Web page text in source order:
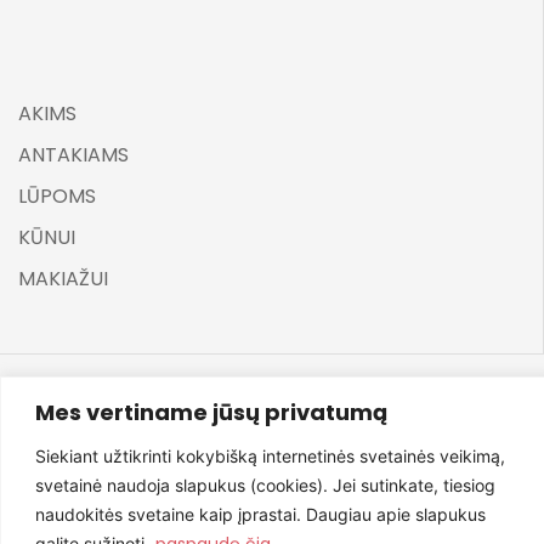
Mes vertiname jūsų privatumą
Siekiant užtikrinti kokybišką internetinės svetainės veikimą,
svetainė naudoja slapukus (cookies). Jei sutinkate, tiesiog
naudokitės svetaine kaip įprastai. Daugiau apie slapukus
AKIMS
ANTAKIAMS
LŪPOMS
KŪNUI
MAKIAŽUI
©ELARA BY UGNĖ ZAVISTAUSKAITĖ 2025